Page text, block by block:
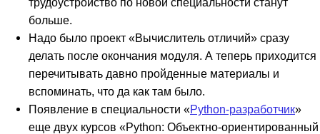
больше.
Надо было проект «Вычислитель отличий» сразу
делать после окончания модуля. А теперь приходится
перечитывать давно пройденные материалы и
вспоминать, что да как там было.
Появление в специальности «Python-разработчик»
еще двух курсов «Python: Объектно-ориентированный